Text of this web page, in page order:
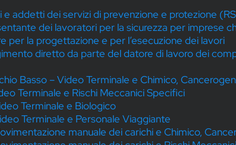
addetti dei servizi di prevenzione e protezione
dei lavoratori per la sicurezza per imprese
per la progettazione e per l’esecuzione dei lavori
diretto da parte del datore di lavoro dei
Basso – Video Terminale e Chimico,
Terminale e Rischi Meccanici Specifici
Terminale e Biologico
Terminale e Personale Viaggiante
manuale dei carichi e Chimico,